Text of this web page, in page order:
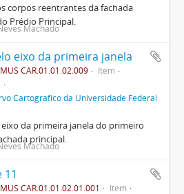
corpos reentrantes da fachada
Prédio Principal.
Machado
eixo da primeira janela
CAR.01.01.02.009
Item
Cartográfico da Universidade Federal
da primeira janela do primeiro
principal.
Machado
11
CAR.01.01.02.01.001
Item